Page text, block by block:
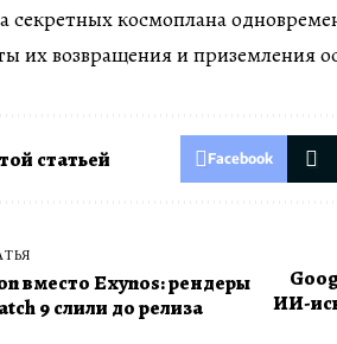
секретных космоплана
их возвращения и приземления
статьей Facebook
вместо Exynos: рендеры
9 слили до релиза
ИИ-